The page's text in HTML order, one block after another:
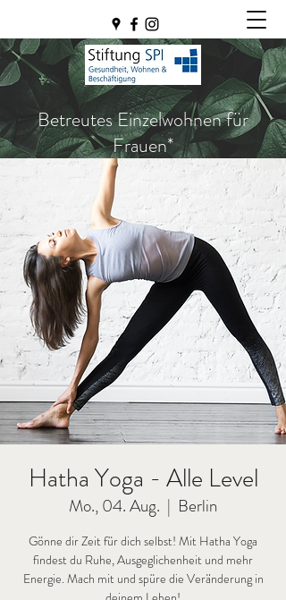
Betreutes Einzelwohnen für
Frauen*
Hatha Yoga - Alle Level
Mo., 04. Aug.
  |
Berlin
Gönne dir Zeit für dich selbst! Mit Hatha Yoga
findest du Ruhe, Ausgeglichenheit und mehr
Energie. Mach mit und spüre die Veränderung in